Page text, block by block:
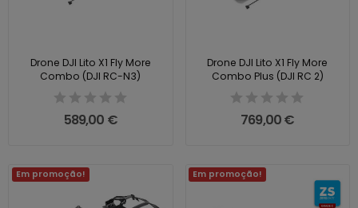
Drone DJI Lito X1 Fly More
Combo (DJI RC-N3)
589,00 €
Drone DJI Lito X1 Fly More
Combo Plus (DJI RC 2)
769,00 €
Em promoção! Em promoção!